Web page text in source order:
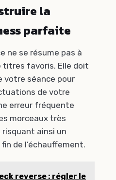
la
parfaite
ne se résume pas à
titres favoris. Elle doit
votre séance pour
de votre
erreur fréquente
morceaux très
risquant ainsi un
de l’échauffement.
reverse : régler le